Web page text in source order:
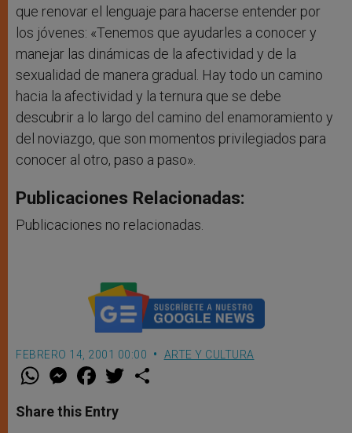
que renovar el lenguaje para hacerse entender por
los jóvenes: «Tenemos que ayudarles a conocer y
manejar las dinámicas de la afectividad y de la
sexualidad de manera gradual. Hay todo un camino
hacia la afectividad y la ternura que se debe
descubrir a lo largo del camino del enamoramiento y
del noviazgo, que son momentos privilegiados para
conocer al otro, paso a paso».
Publicaciones Relacionadas:
Publicaciones no relacionadas.
FEBRERO 14, 2001 00:00 ARTE Y CULTURA
W
t
s
M
e
s
e
F
a
e
b
w
Share this Entry